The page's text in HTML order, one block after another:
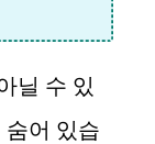
닐 수 있
숨어 있습